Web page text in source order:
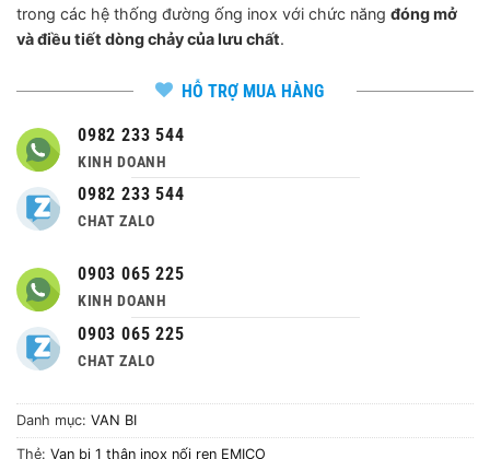
trong các hệ thống đường ống inox với chức năng đóng mở
và điều tiết dòng chảy của lưu chất.
HỖ TRỢ MUA HÀNG
0982 233 544
KINH DOANH
0982 233 544
CHAT ZALO
0903 065 225
KINH DOANH
0903 065 225
CHAT ZALO
Danh mục: VAN BI
Thẻ: Van bi 1 thân inox nối ren EMICO